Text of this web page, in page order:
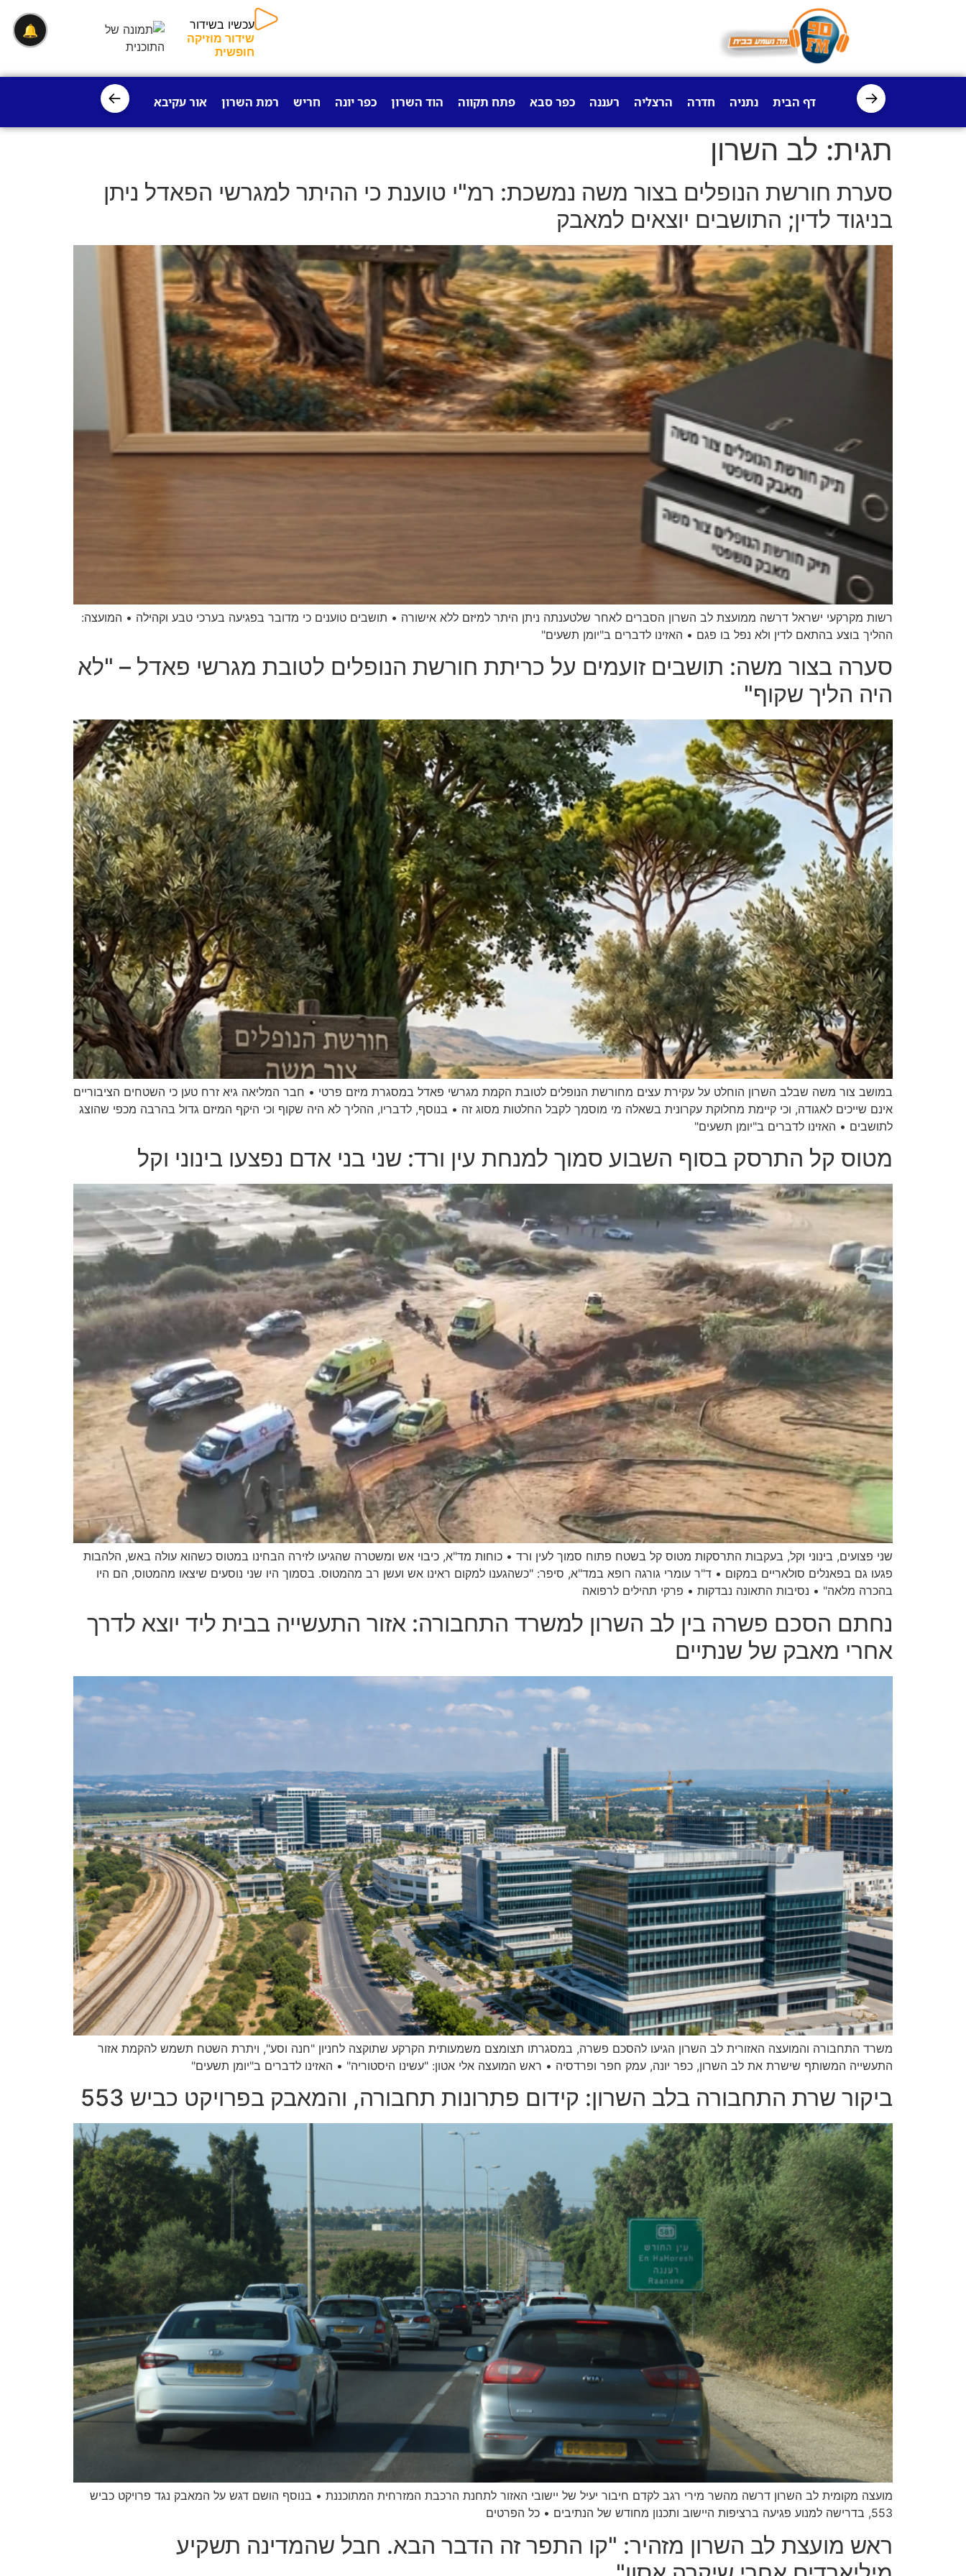
עכשיו בשידור
שידור מוזיקה חופשית
→ דף הבית נתניה חדרה הרצליה רעננה כפר סבא פתח תקווה הוד השרון כפר יונה חריש רמת השרון אור עקיבא פרדס חנה
←
תגית: לב השרון
סערת חורשת הנופלים בצור משה נמשכת: רמ"י טוענת כי ההיתר למגרשי הפאדל ניתן
בניגוד לדין; התושבים יוצאים למאבק
רשות מקרקעי ישראל דרשה ממועצת לב השרון הסברים לאחר שלטענתה ניתן היתר למיזם ללא אישורה • תושבים טוענים כי מדובר בפגיעה בערכי טבע וקהילה • המועצה:
ההליך בוצע בהתאם לדין ולא נפל בו פגם • האזינו לדברים ב"יומן תשעים"
סערה בצור משה: תושבים זועמים על כריתת חורשת הנופלים לטובת מגרשי פאדל – "לא
היה הליך שקוף"
במושב צור משה שבלב השרון הוחלט על עקירת עצים מחורשת הנופלים לטובת הקמת מגרשי פאדל במסגרת מיזם פרטי • חבר המליאה גיא זרח טען כי השטחים הציבוריים
אינם שייכים לאגודה, וכי קיימת מחלוקת עקרונית בשאלה מי מוסמך לקבל החלטות מסוג זה • בנוסף, לדבריו, ההליך לא היה שקוף וכי היקף המיזם גדול בהרבה מכפי שהוצג
לתושבים • האזינו לדברים ב"יומן תשעים"
מטוס קל התרסק בסוף השבוע סמוך למנחת עין ורד: שני בני אדם נפצעו בינוני וקל
שני פצועים, בינוני וקל, בעקבות התרסקות מטוס קל בשטח פתוח סמוך לעין ורד • כוחות מד"א, כיבוי אש ומשטרה שהגיעו לזירה הבחינו במטוס כשהוא עולה באש, הלהבות
פגעו גם בפאנלים סולאריים במקום • ד"ר עומרי גורגה רופא במד"א, סיפר: "כשהגענו למקום ראינו אש ועשן רב מהמטוס. בסמוך היו שני נוסעים שיצאו מהמטוס, הם היו
בהכרה מלאה" • נסיבות התאונה נבדקות • פרקי תהילים לרפואה
נחתם הסכם פשרה בין לב השרון למשרד התחבורה: אזור התעשייה בבית ליד יוצא לדרך
אחרי מאבק של שנתיים
משרד התחבורה והמועצה האזורית לב השרון הגיעו להסכם פשרה, במסגרתו תצומצם משמעותית הקרקע שתוקצה לחניון "חנה וסע", ויתרת השטח תשמש להקמת אזור
התעשייה המשותף שישרת את לב השרון, כפר יונה, עמק חפר ופרדסיה • ראש המועצה אלי אטון: "עשינו היסטוריה" • האזינו לדברים ב"יומן תשעים"
ביקור שרת התחבורה בלב השרון: קידום פתרונות תחבורה, והמאבק בפרויקט כביש 553
מועצה מקומית לב השרון דרשה מהשר מירי רגב לקדם חיבור יעיל של יישובי האזור לתחנת הרכבת המזרחית המתוכננת • בנוסף הושם דגש על המאבק נגד פרויקט כביש
553, בדרישה למנוע פגיעה ברציפות היישוב ותכנון מחודש של הנתיבים • כל הפרטים
ראש מועצת לב השרון מזהיר: "קו התפר זה הדבר הבא. חבל שהמדינה תשקיע
🔔